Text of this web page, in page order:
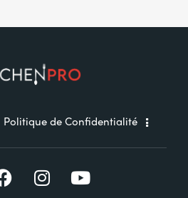
Politique de Confidentialité